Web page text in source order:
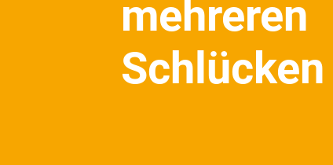
mehreren
Schlücken